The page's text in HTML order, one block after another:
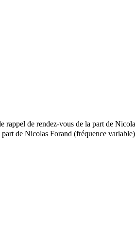
rappel de rendez-vous de la part de
de Nicolas Forand (fréquence